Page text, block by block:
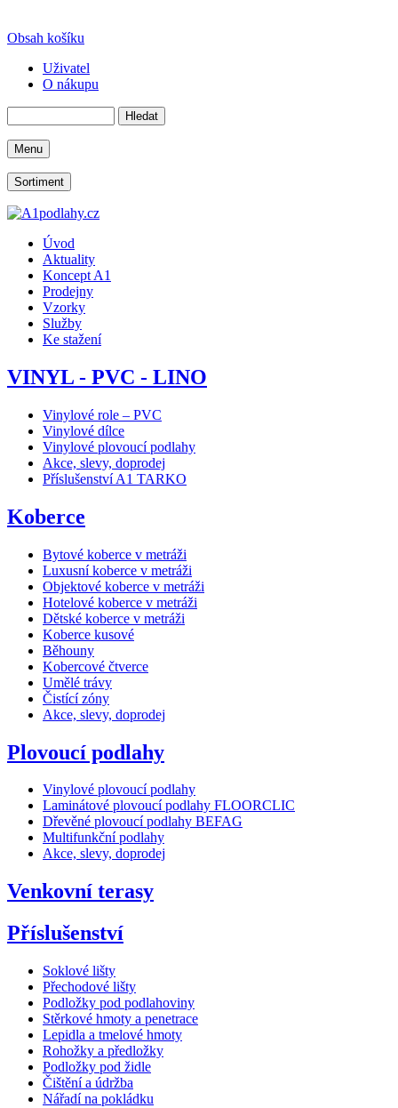
Obsah košíku
Uživatel
O nákupu
Menu
Sortiment
Úvod
Aktuality
Koncept A1
Prodejny
Vzorky
Služby
Ke stažení
VINYL - PVC - LINO
Vinylové role – PVC
Vinylové dílce
Vinylové plovoucí podlahy
Akce, slevy, doprodej
Příslušenství A1 TARKO
Koberce
Bytové koberce v metráži
Luxusní koberce v metráži
Objektové koberce v metráži
Hotelové koberce v metráži
Dětské koberce v metráži
Koberce kusové
Běhouny
Kobercové čtverce
Umělé trávy
Čistící zóny
Akce, slevy, doprodej
Plovoucí podlahy
Vinylové plovoucí podlahy
Laminátové plovoucí podlahy FLOORCLIC
Dřevěné plovoucí podlahy BEFAG
Multifunkční podlahy
Akce, slevy, doprodej
Venkovní terasy
Příslušenství
Soklové lišty
Přechodové lišty
Podložky pod podlahoviny
Stěrkové hmoty a penetrace
Lepidla a tmelové hmoty
Rohožky a předložky
Podložky pod židle
Čištění a údržba
Nářadí na pokládku